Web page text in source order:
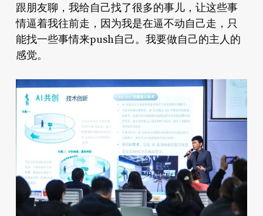
跟朋友聊，我给自己找了很多的事儿，让这些事
情逼着我往前走，因为我是在逼不动自己走，只
能找一些事情来push自己。我要做自己的主人的
感觉。